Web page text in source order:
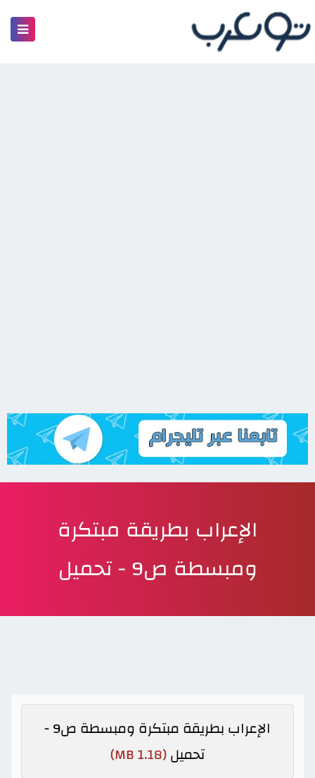
الإعراب بطريقة مبتكرة
ومبسطة ص9 - تحميل
الإعراب بطريقة مبتكرة ومبسطة ص9 -
تحميل(1.18 MB)